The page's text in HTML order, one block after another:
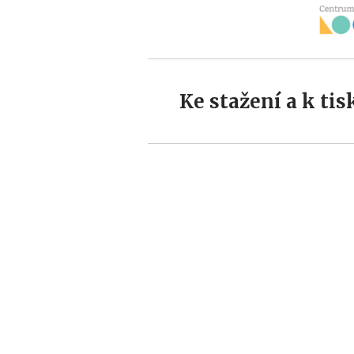
Ke stažení a k